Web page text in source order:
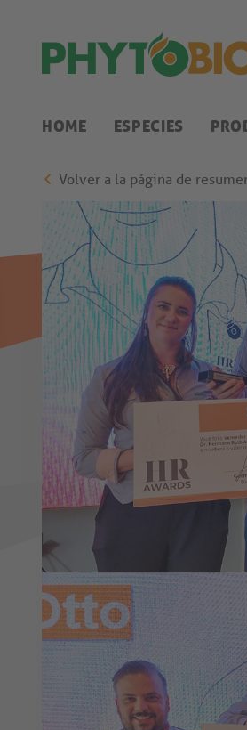
HOME ESPECIES
Volver a la página de